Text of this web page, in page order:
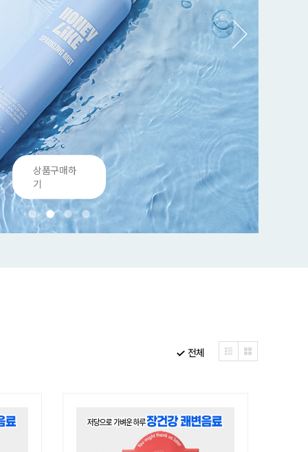
상품구매하
기
전체